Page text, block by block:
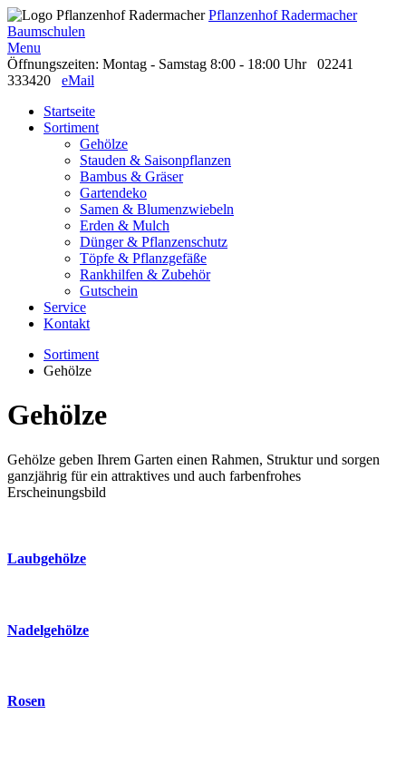
Pflanzenhof Radermacher
Baumschulen
Menu
Öffnungszeiten: Montag - Samstag 8:00 - 18:00 Uhr 02241
333420 eMail
Startseite
Sortiment
Gehölze
Stauden & Saisonpflanzen
Bambus & Gräser
Gartendeko
Samen & Blumenzwiebeln
Erden & Mulch
Dünger & Pflanzenschutz
Töpfe & Pflanzgefäße
Rankhilfen & Zubehör
Gutschein
Service
Kontakt
Sortiment
Gehölze
Gehölze
Gehölze geben Ihrem Garten einen Rahmen, Struktur und sorgen
ganzjährig für ein attraktives und auch farbenfrohes
Erscheinungsbild
Laubgehölze
Nadelgehölze
Rosen